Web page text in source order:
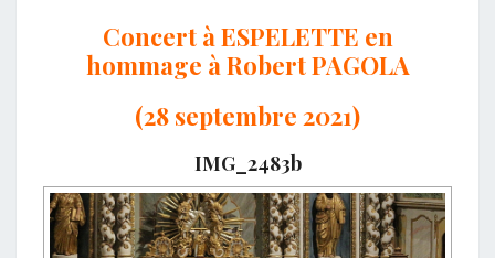
Concert à ESPELETTE en
hommage à Robert PAGOLA
(28 septembre 2021)
IMG_2483b